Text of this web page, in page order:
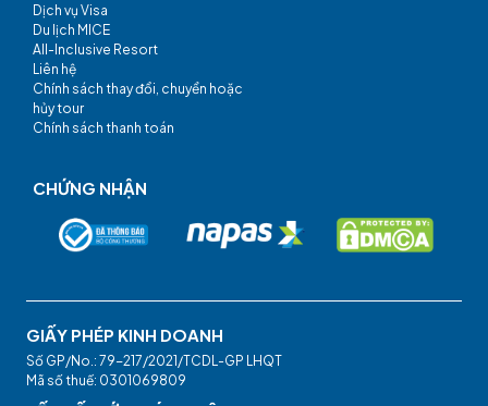
Dịch vụ Visa
Du lịch MICE
All-Inclusive Resort
Liên hệ
Chính sách thay đổi, chuyển hoặc
hủy tour
Chính sách thanh toán
CHỨNG NHẬN
GIẤY PHÉP KINH DOANH
Số GP/No.: 79-217/2021/TCDL-GP LHQT
Mã số thuế: 0301069809